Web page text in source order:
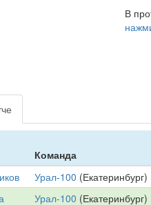
В
Команда
Урал-100 (Екатеринбург)
Урал-100 (Екатеринбург)